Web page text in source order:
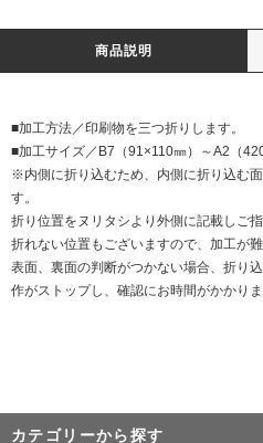
商品説明
■加工方法／印刷物を三つ折りします。
■加工サイズ／B7（91×110㎜）～A2（
※内側に折り込むため、内側に折り込む
す。
折り位置をヌリタシより外側に記載しご指
折れない位置もございますので、加工が
表面、裏面の判断がつかない場合、折り
作がストップし、確認にお時間がかかり
カテゴリーから探す